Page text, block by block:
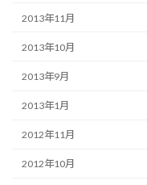
2013年11月
2013年10月
2013年9月
2013年1月
2012年11月
2012年10月